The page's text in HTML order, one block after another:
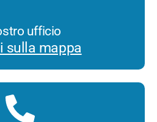
ufficio
sulla mappa